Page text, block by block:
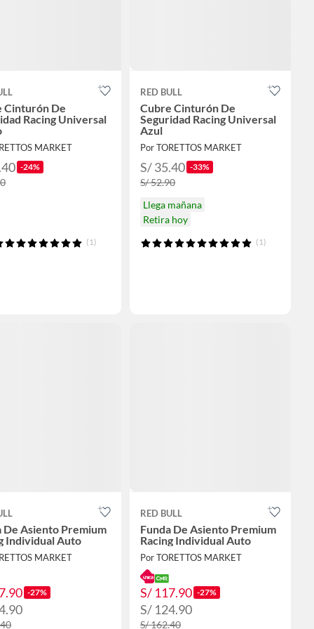
Cinturón De
Racing Universal
MARKET
-24%
(1)
RED BULL
Cubre Cinturón De
Seguridad Racing Universal
Azul
Por TORETTOS MARKET
S/ 35.40 -33%
S/ 52.90
Llega mañana
Retira hoy
(1)
De Asiento Premium
Individual Auto
MARKET
-27%
RED BULL
Funda De Asiento Premium
Racing Individual Auto
Por TORETTOS MARKET
S/ 117.90 -27%
S/ 124.90
S/ 162.40